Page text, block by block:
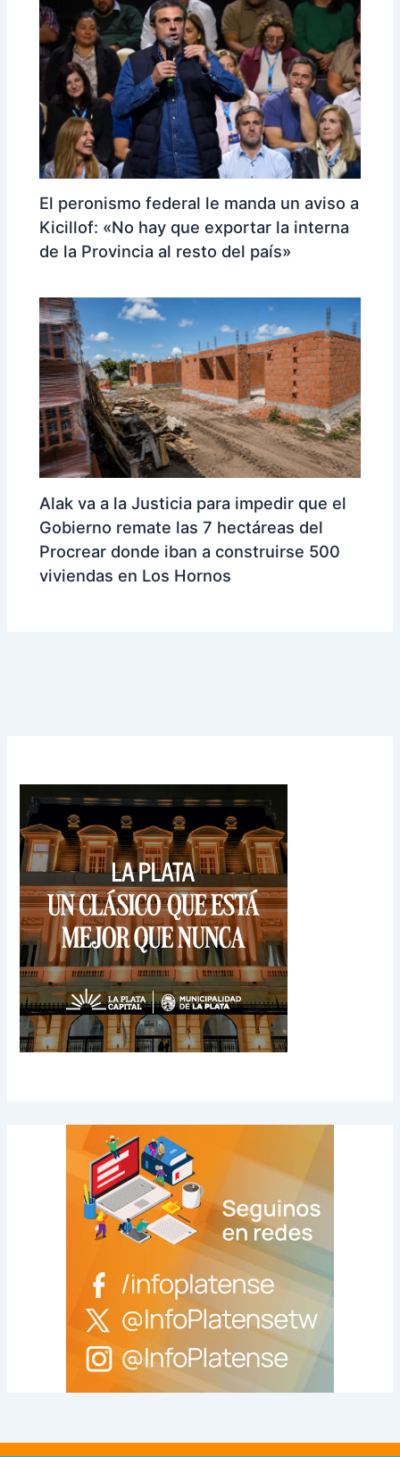
El peronismo federal le manda un aviso a
Kicillof: «No hay que exportar la interna
de la Provincia al resto del país»
Alak va a la Justicia para impedir que el
Gobierno remate las 7 hectáreas del
Procrear donde iban a construirse 500
viviendas en Los Hornos